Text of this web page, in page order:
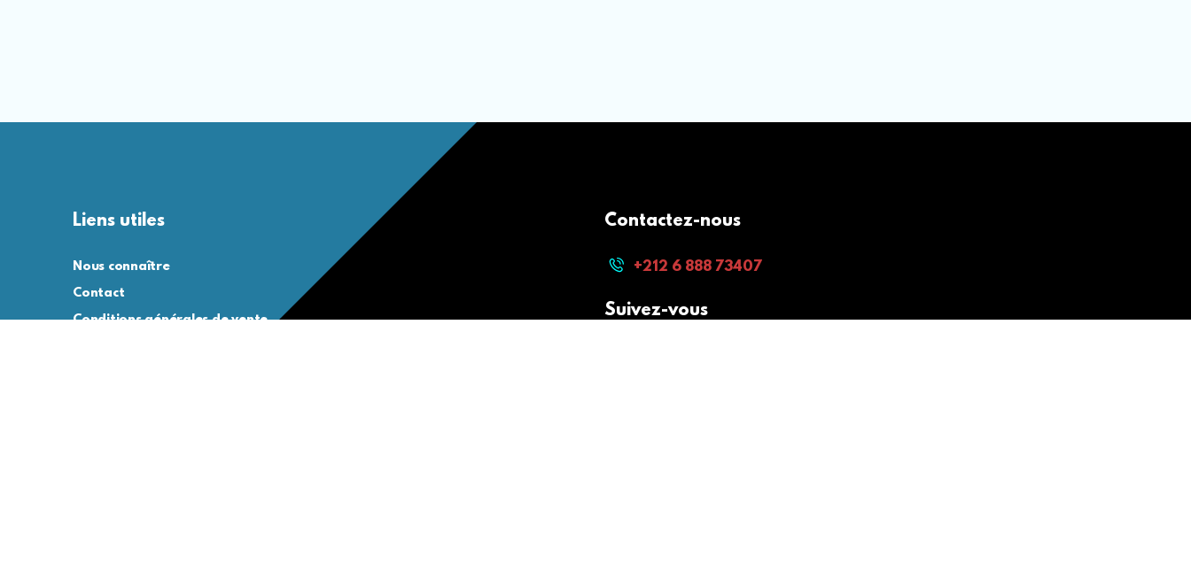
Liens utiles
Nous connaître
Contact
Conditions générales de vente
Contactez-nous
+212 6 888 73407
Suivez-vous